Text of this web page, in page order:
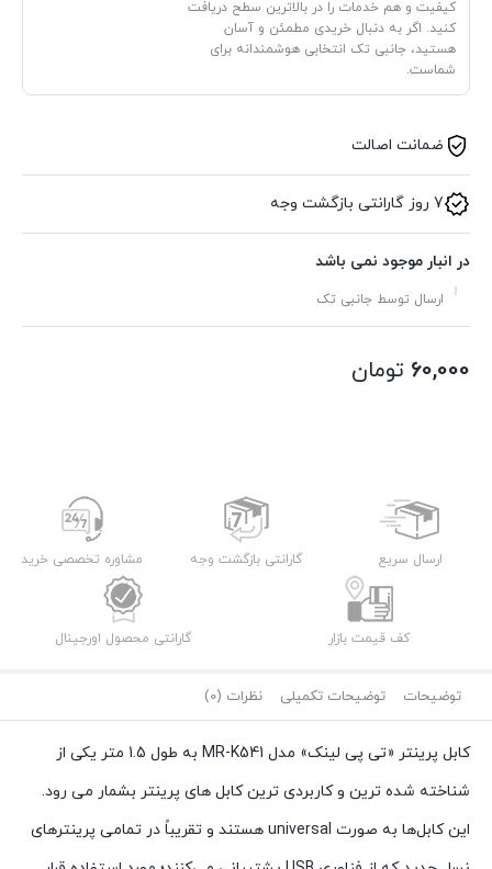
کیفیت و هم خدمات را در بالاترین سطح دریافت
کنید. اگر به دنبال خریدی مطمئن و آسان
هستید، جانبی تک انتخابی هوشمندانه برای
شماست.
ضمانت اصالت
7 روز گارانتی بازگشت وجه
در انبار موجود نمی باشد
ارسال توسط جانبی تک
60,000 تومان
ارسال سریع گارانتی بازگشت وجه مشاوره تخصصی خرید
کف قیمت بازار گارانتی محصول اورجینال
توضیحات توضیحات تکمیلی نظرات (0)
کابل پرینتر «تی پی لینک» مدل MR-K541 به طول 1.5 متر یکی از
شناخته شده ترین و کاربردی ترین کابل های پرینتر بشمار می رود.
این کابل‌ها به‌ صورت universal هستند و تقریباً در تمامی پرینترهای